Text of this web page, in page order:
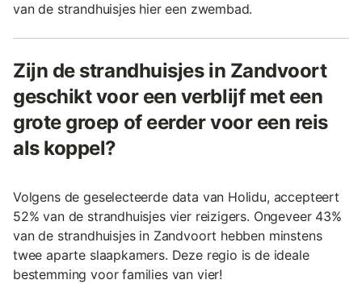
van de strandhuisjes hier een zwembad.
Zijn de strandhuisjes in Zandvoort
geschikt voor een verblijf met een
grote groep of eerder voor een reis
als koppel?
Volgens de geselecteerde data van Holidu, accepteert
52% van de strandhuisjes vier reizigers. Ongeveer 43%
van de strandhuisjes in Zandvoort hebben minstens
twee aparte slaapkamers. Deze regio is de ideale
bestemming voor families van vier!